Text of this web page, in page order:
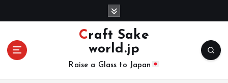
Craft Sake
world.jp
Raise a Glass to Japan